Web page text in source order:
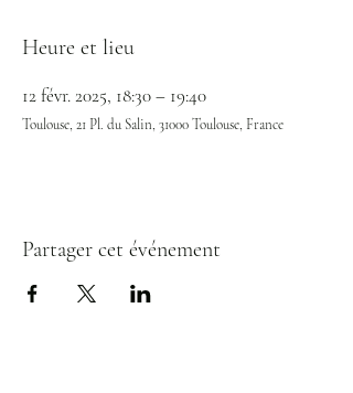
Heure et lieu
12 févr. 2025, 18:30 – 19:40
Toulouse, 21 Pl. du Salin, 31000 Toulouse, France
Partager cet événement